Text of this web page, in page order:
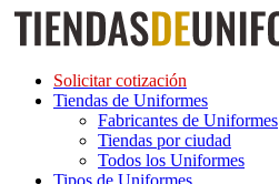
Solicitar cotización
Tiendas de Uniformes
Fabricantes de Uniformes
Tiendas por ciudad
Todos los Uniformes
Tipos de Uniformes